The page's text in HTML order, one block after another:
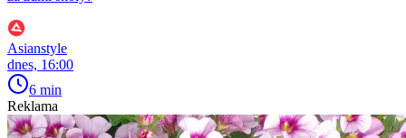
Asianstyle
dnes, 16:00
6 min
Reklama